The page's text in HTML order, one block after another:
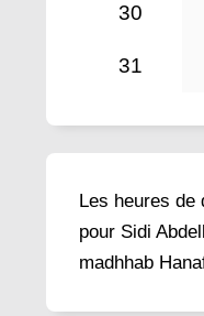
30
31
Les heures de
pour Sidi
madhhab